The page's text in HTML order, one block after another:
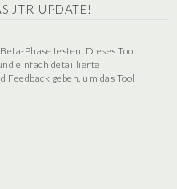
JTR-UPDATE!
Phase testen. Dieses Tool
einfach detaillierte
geben, um das Tool